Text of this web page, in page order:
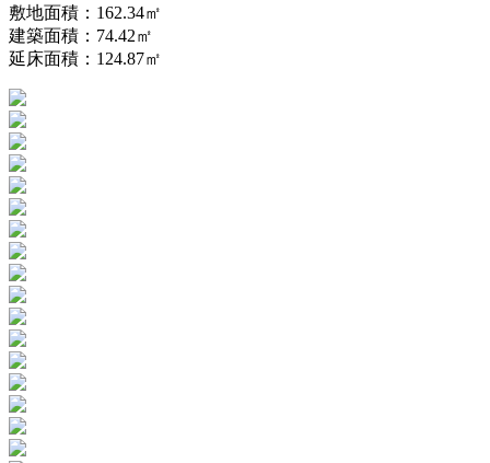
敷地面積：162.34㎡
建築面積：74.42㎡
延床面積：124.87㎡